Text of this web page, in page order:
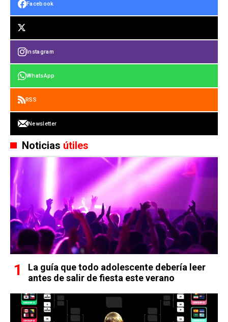
Facebook
Instagram
WhatsApp
RSS
Newsletter
Noticias útiles
La guía que todo adolescente debería leer
antes de salir de fiesta este verano